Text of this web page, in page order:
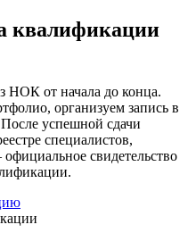
квалификации
НОК от начала до конца.
организуем запись в
успешной сдачи
специалистов,
свидетельство